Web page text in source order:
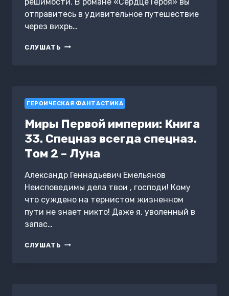
отправитесь в удивительное путешествие
через вихрь…
СЛУШАТЬ СЕРДЦЕ
ГЕРОИЧЕСКАЯ ФАНТАСТИКА
Миры Первой империи: Книга
33. Спецназ всегда спецназ.
Том 2 – Луна
Александр Геннадьевич Емельянов
Неисповедимы дела твои , господи! Кому
что суждено на тернистом жизненном
пути не знает никто! Даже я, уволенный в
запас…
СЛУШАТЬ МИРЫ